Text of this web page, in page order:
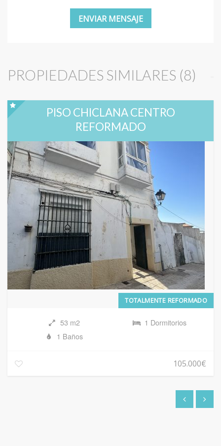
PROPIEDADES SIMILARES (8)
PISO CHICLANA CENTRO
REFORMADO
TOTALMENTE REFORMADO
53 m2
1 Dormitorios
1 Baños
105.000€